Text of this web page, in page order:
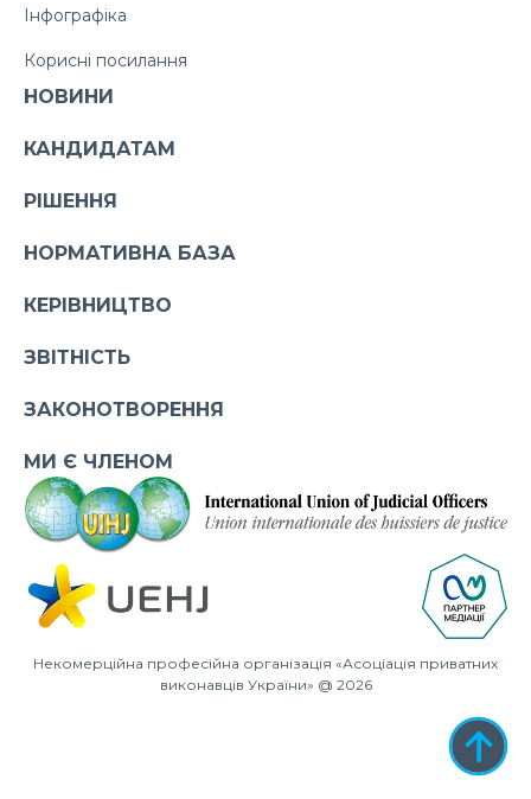
Інфографіка
Корисні посилання
НОВИНИ
КАНДИДАТАМ
РІШЕННЯ
НОРМАТИВНА БАЗА
КЕРІВНИЦТВО
ЗВІТНІСТЬ
ЗАКОНОТВОРЕННЯ
МИ Є ЧЛЕНОМ
Некомерційна професійна організація «Асоціація приватних
виконавців України» @ 2026